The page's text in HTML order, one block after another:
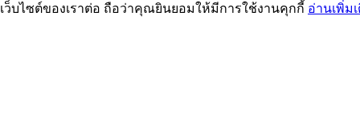
เว็บไซต์ของเราต่อ ถือว่าคุณยินยอมให้มีการใช้งานคุกกี้ อ่านเพิ่ม